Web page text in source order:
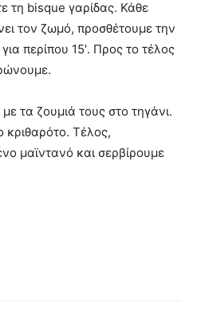
τη bisque γαρίδας. Κάθε
τον ζωμό, προσθέτουμε την
περίπου 15′. Προς το τέλος
τα ζουμιά τους στο τηγάνι.
κριθαρότο. Τέλος,
μαϊντανό και σερβίρουμε